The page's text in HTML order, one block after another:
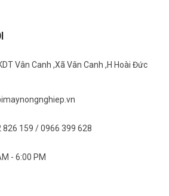
Vân Canh ,Xã Vân Canh ,H Hoài Đức
826 159 / 0966 399 628
- 6:00 PM